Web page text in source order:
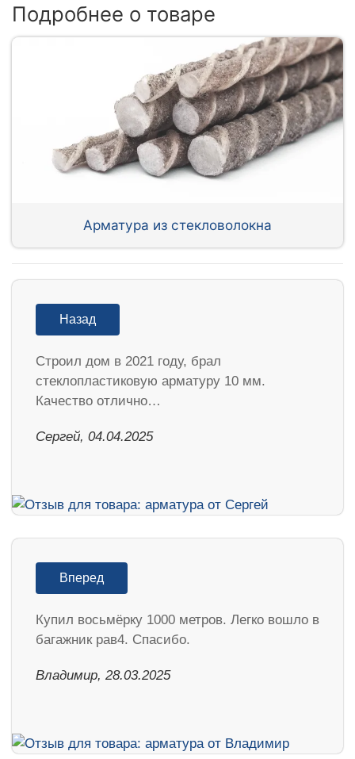
Подробнее о товаре
Арматура из стекловолокна
Назад
Строил дом в 2021 году, брал
стеклопластиковую арматуру 10 мм.
Качество отлично…
Сергей, 04.04.2025
Вперед
Купил восьмёрку 1000 метров. Легко вошло в
багажник рав4. Спасибо.
Владимир, 28.03.2025